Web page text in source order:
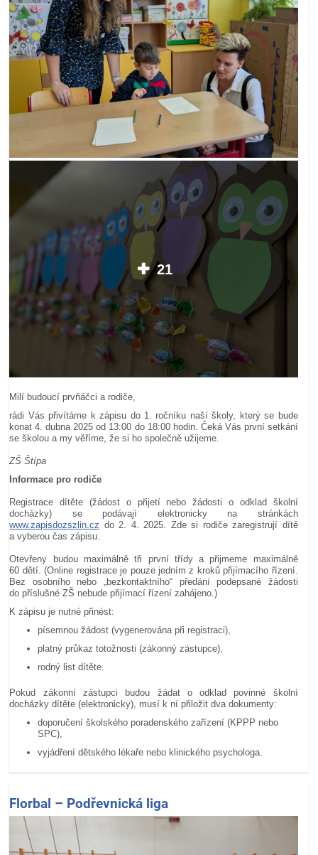
21
Milí budoucí prvňáčci a rodiče,
rádi Vás přivítáme k zápisu do 1. ročníku naší školy, který se bude
konat 4. dubna 2025 od 13:00 do 18:00 hodin. Čeká Vás první setkání
se školou a my věříme, že si ho společně užijeme.
ZŠ Štípa
Informace pro rodiče
Registrace dítěte (žádost o přijetí nebo žádosti o odklad školní
docházky) se podávají elektronicky na stránkách
www.zapisdozszlin.cz do 2. 4. 2025. Zde si rodiče zaregistrují dítě
a vyberou čas zápisu.
Otevřeny budou maximálně tři první třídy a přijmeme maximálně
60 dětí. (Online registrace je pouze jedním z kroků přijímacího řízení.
Bez osobního nebo „bezkontaktního“ předání podepsané žádosti
do příslušné ZŠ nebude přijímací řízení zahájeno.)
K zápisu je nutné přinést:
písemnou žádost (vygenerována při registraci),
platný průkaz totožnosti (zákonný zástupce),
rodný list dítěte.
Pokud zákonní zástupci budou žádat o odklad povinné školní
docházky dítěte (elektronicky), musí k ní přiložit dva dokumenty:
doporučení školského poradenského zařízení (KPPP nebo
SPC),
vyjádření dětského lékaře nebo klinického psychologa.
Florbal – Podřevnická liga